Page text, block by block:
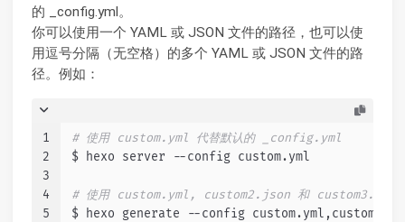
的 _config.yml。
你可以使用一个 YAML 或 JSON 文件的路径，也可以使
用逗号分隔（无空格）的多个 YAML 或 JSON 文件的路
径。例如：
1
2
3
4
5
# 使用 custom.yml 代替默认的 _config.yml
$ hexo server --config custom.yml
# 使用 custom.yml, custom2.json 和 custom3.yml，
$ hexo generate --config